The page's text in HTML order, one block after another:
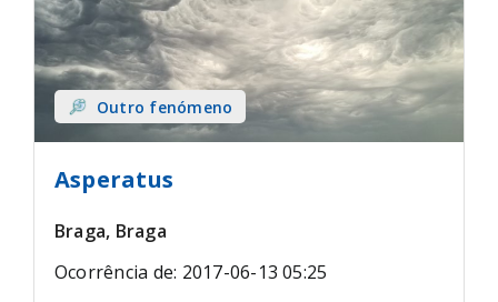
Outro fenómeno
Asperatus
Braga, Braga
Ocorrência de: 2017-06-13 05:25